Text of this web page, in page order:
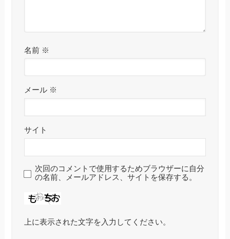
名前 ※
メール ※
サイト
次回のコメントで使用するためブラウザーに自分
の名前、メールアドレス、サイトを保存する。
上に表示された文字を入力してください。